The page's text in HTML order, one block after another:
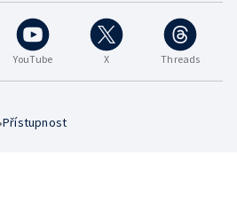
YouTube X Threads
Přístupnost